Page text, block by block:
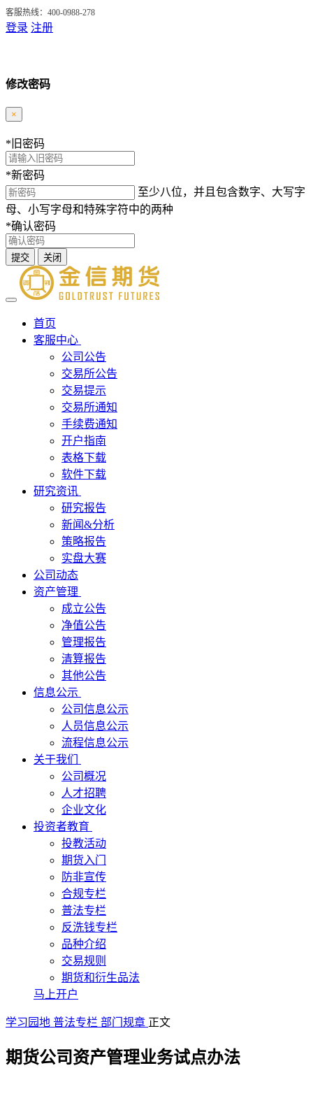
客服热线：400-0988-278
登录 注册
修改密码
×
* 旧密码
*新密码
至少八位，并且包含数字、大写字
母、小写字母和特殊字符中的两种
*确认密码
提交 关闭
首页
客服中心
公司公告
交易所公告
交易提示
交易所通知
手续费通知
开户指南
表格下载
软件下载
研究资讯
研究报告
新闻&分析
策略报告
实盘大赛
公司动态
资产管理
成立公告
净值公告
管理报告
清算报告
其他公告
信息公示
公司信息公示
人员信息公示
流程信息公示
关于我们
公司概况
人才招聘
企业文化
投资者教育
投教活动
期货入门
防非宣传
合规专栏
普法专栏
反洗钱专栏
品种介绍
交易规则
期货和衍生品法
马上开户
学习园地 普法专栏 部门规章 正文
期货公司资产管理业务试点办法